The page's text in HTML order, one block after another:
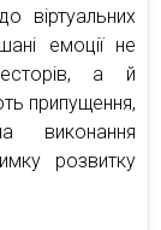
віртуальних
емоції не
а й
припущення,
виконання
розвитку